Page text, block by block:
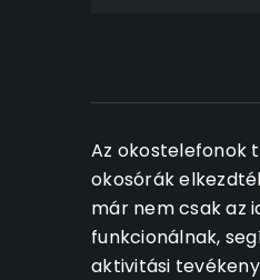
Az okostelefonok
okosórák
már nem csak az
funkcionálnak,
aktivitási